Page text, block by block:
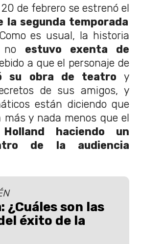
de febrero se estrenó el
la segunda temporada
es usual, la historia
no estuvo exenta de
a que el personaje de
su obra de teatro y
de sus amigos, y
están diciendo que
más y nada menos que el
haciendo un
de la audiencia
¿Cuáles son las
éxito de la